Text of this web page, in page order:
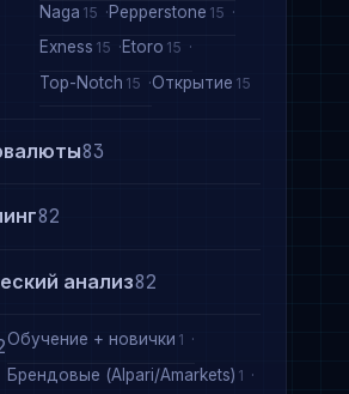
Naga 15 Pepperstone 15
Exness 15 Etoro 15
Top-Notch 15 Открытие 15
83
82
анализ82
Обучение + новички 1
Брендовые (Alpari/Amarkets) 1